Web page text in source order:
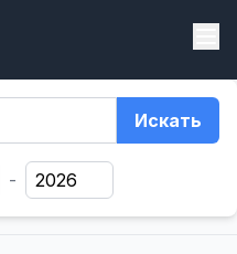
Искать
-